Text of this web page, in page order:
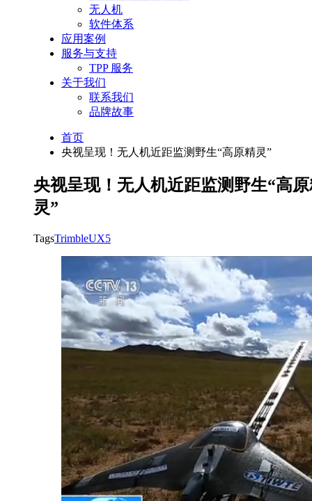
无人机
软件体系
应用案例
服务与支持
TPP 服务
关于我们
联系我们
品牌故事
首页
央视呈现！无人机近距监测野生“高原精灵”
央视呈现！无人机近距监测野生“高
灵”
TagsTrimbleUX5